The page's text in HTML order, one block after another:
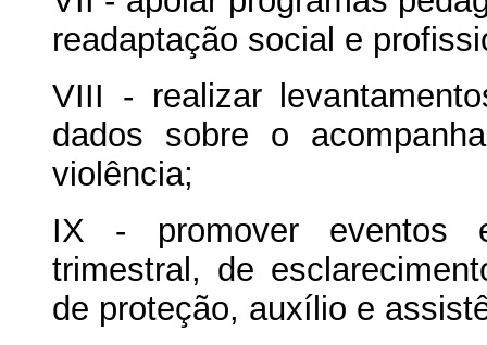
readaptação social e
VIII - realizar
dados sobre o
violência;
IX - promover eventos
trimestral, de
de proteção, auxílio e